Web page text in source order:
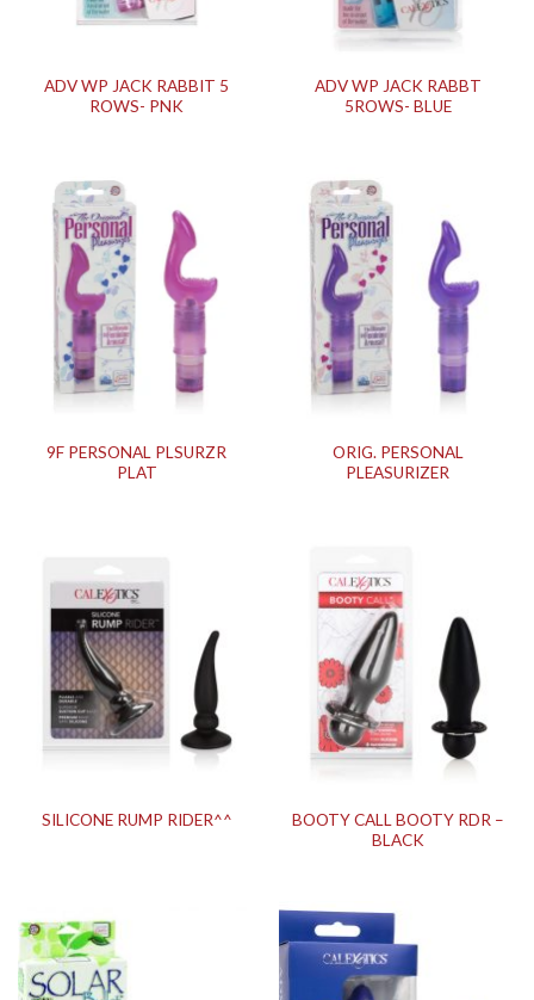
ADV WP JACK RABBIT 5
ROWS- PNK
ADV WP JACK RABBT
5ROWS- BLUE
9F PERSONAL PLSURZR
PLAT
ORIG. PERSONAL
PLEASURIZER
SILICONE RUMP RIDER^^
BOOTY CALL BOOTY RDR –
BLACK